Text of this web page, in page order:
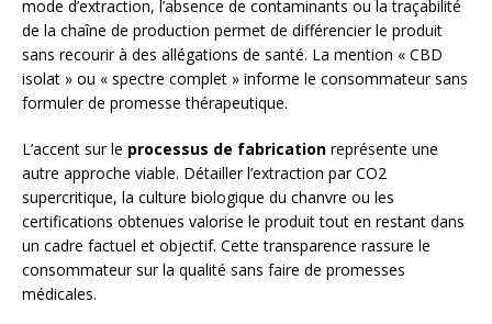
mode d’extraction, l’absence de contaminants ou la traçabilité
de la chaîne de production permet de différencier le produit
sans recourir à des allégations de santé. La mention « CBD
isolat » ou « spectre complet » informe le consommateur sans
formuler de promesse thérapeutique.
L’accent sur le processus de fabrication représente une
autre approche viable. Détailler l’extraction par CO2
supercritique, la culture biologique du chanvre ou les
certifications obtenues valorise le produit tout en restant dans
un cadre factuel et objectif. Cette transparence rassure le
consommateur sur la qualité sans faire de promesses
médicales.